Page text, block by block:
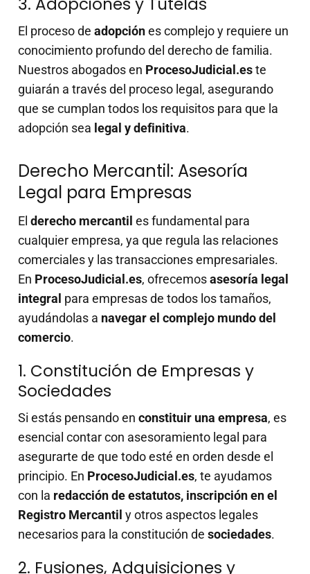
El proceso de adopciónes complejo y requiere un
conocimiento profundo del derecho de familia.
Nuestros abogados en ProcesoJudicial.este
guiarán a través del proceso legal, asegurando
que se cumplan todos los requisitos para que la
adopción sea legal y definitiva.
Derecho Mercantil: Asesoría
Legal para Empresas
El derecho mercantil es fundamental para
cualquier empresa, ya que regula las relaciones
comerciales y las transacciones empresariales.
En ProcesoJudicial.es, ofrecemosasesoría legal
integral para empresas de todos los tamaños,
ayudándolas a navegar el complejo mundo del
comercio.
1. Constitución de Empresas y
Sociedades
Si estás pensando en constituir una empresa, es
esencial contar con asesoramiento legal para
asegurarte de que todo esté en orden desde el
principio. En ProcesoJudicial.es, te ayudamos
con la redacción de estatutos, inscripción en el
Registro Mercantil y otros aspectos legales
necesarios para la constitución de sociedades.
2. Fusiones, Adquisiciones y